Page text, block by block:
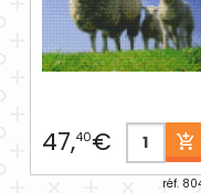
47,40€
réf.